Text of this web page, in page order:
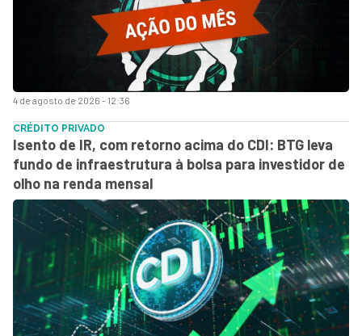
4 de agosto de 2026 - 12:36
CRÉDITO PRIVADO
Isento de IR, com retorno acima do CDI: BTG leva
fundo de infraestrutura à bolsa para investidor de
olho na renda mensal